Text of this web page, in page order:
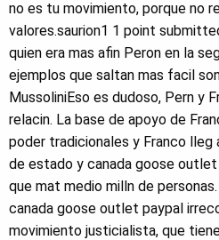
no es tu movimiento, porque no
valores.saurion1 1 point
quien era mas afin Peron en la
ejemplos que saltan mas facil
MussoliniEso es dudoso, Pern y
relacin. La base de apoyo de
poder tradicionales y Franco lleg
de estado y canada goose
que mat medio milln de
canada goose outlet paypal
movimiento justicialista, que